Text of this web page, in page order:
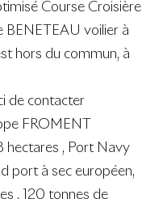
Course Croisière
BENETEAU voilier à
hors du commun, à
de contacter
FROMENT
hectares , Port Navy
port à sec européen,
, 120 tonnes de